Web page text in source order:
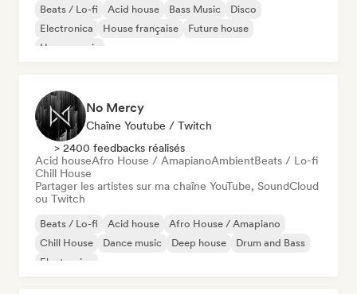
Beats / Lo-fi Acid house Bass Music
Disco
Electronica
House française
Future house
House music
No Mercy
Chaîne Youtube / Twitch
> 2400 feedbacks réalisés
Acid houseAfro House / AmapianoAmbientBeats / Lo-fi
Chill House
Partager les artistes sur ma chaîne YouTube, SoundCloud
ou Twitch
Beats / Lo-fi Acid house
Afro House / Amapiano
Chill House
Dance music Deep house
Drum and Bass
Electronica